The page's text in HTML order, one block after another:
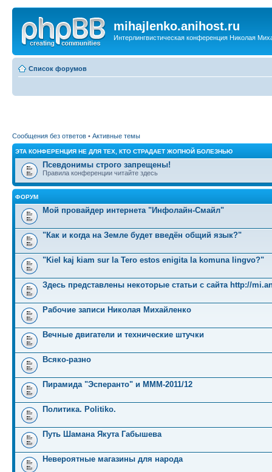
mihajlenko.anihost.ru
Интерлингвистическая конференция Николая
Список форумов
Сообщения без ответов • Активные темы
ЭТА КОНФЕРЕНЦИЯ НЕ ДЛЯ ТЕХ, КТО СТРАДАЕТ ЖОПНОЙ БОЛЕЗНЬЮ
Псевдонимы строго запрещены!
Правила конференции читайте здесь
ФОРУМ
Мой провайдер интернета "Инфолайн-Смайл"
"Как и когда на Земле будет введён общий язык?"
"Kiel kaj kiam sur la Tero estos enigita la komuna lingvo?"
Здесь представлены некоторые статьи с сайта http://
Рабочие записи Николая Михайленко
Вечные двигатели и технические штучки
Всяко-разно
Пирамида "Эсперанто" и MMM-2011/12
Политика. Politiko.
Путь Шамана Якута Габышева
Невероятные магазины для народа